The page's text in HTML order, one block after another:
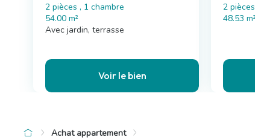
2 pièces , 1 chambre
54.00 m²
Avec jardin, terrasse
Voir le bien
2 pièces , 1
48.53 m²
Achat appartement